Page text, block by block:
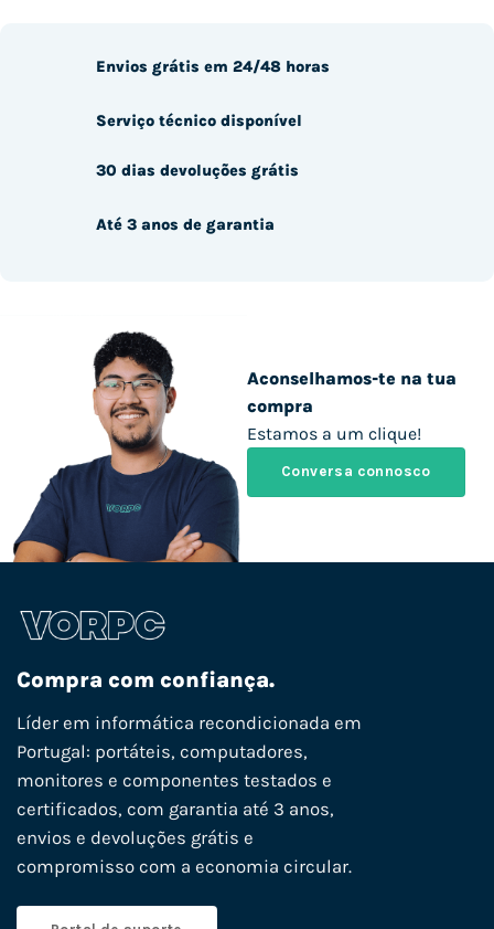
Aconselhamos-te na tua
compra
Estamos a um clique!
Conversa connosco
Envios grátis em 24/48 horas
Serviço técnico disponível
30 dias devoluções grátis
Até 3 anos de garantia
Compra com confiança.
Líder em informática recondicionada em
Portugal: portáteis, computadores,
monitores e componentes testados e
certificados, com garantia até 3 anos,
envios e devoluções grátis e
compromisso com a economia circular.